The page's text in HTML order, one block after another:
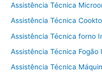
Assistência Técnica
Assistência Técnica
Assistência Técnica forno
Assistência Técnica Fogão
Assistência Técnica